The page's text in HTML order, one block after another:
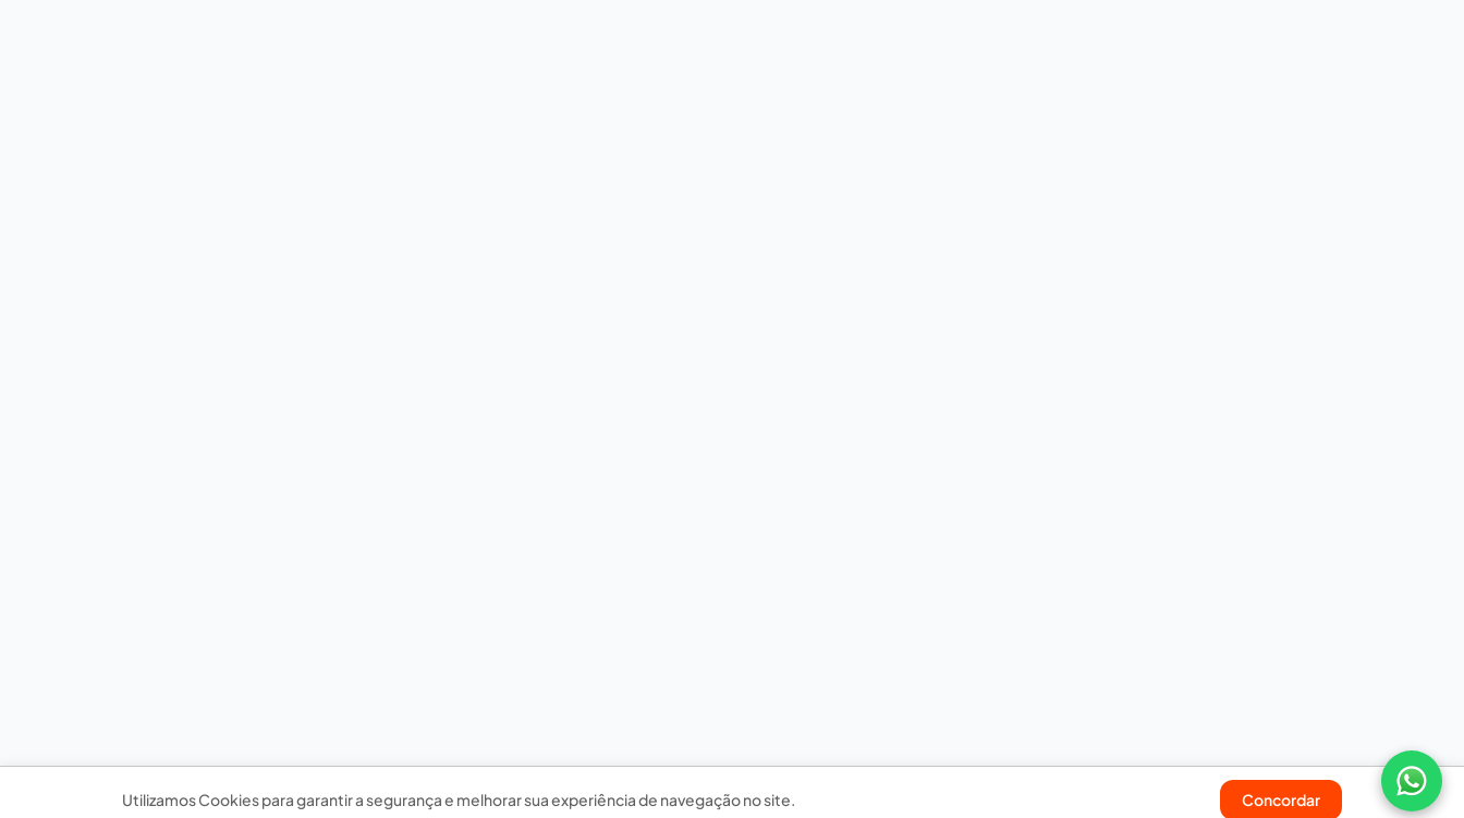
Utilizamos Cookies para garantir a segurança e melhorar sua experiência de navegação no site. Concordar